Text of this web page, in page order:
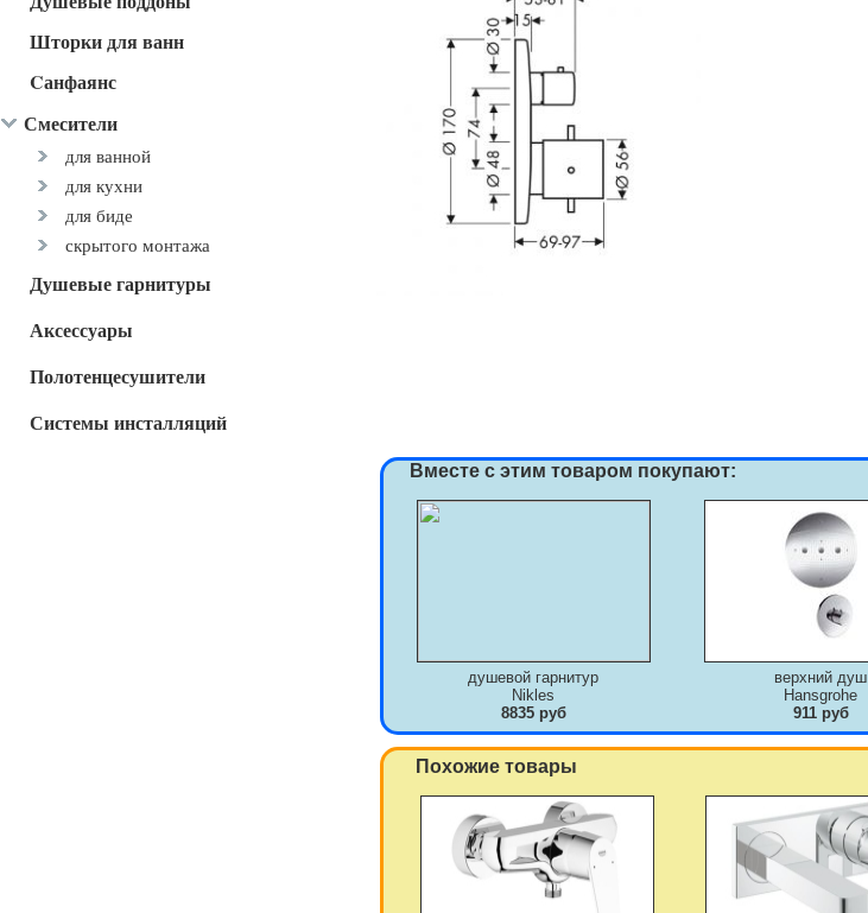
Шторки для ванн
Cанфаянс
Смесители
для ванной
для кухни
для биде
скрытого монтажа
Душевые гарнитуры
Аксессуары
Полотенцесушители
Системы инсталляций
Вместе с этим товаром покупают:
душевой гарнитур
Nikles
8835 руб
верхний душ
Hansgrohe
911 руб
Похожие товары